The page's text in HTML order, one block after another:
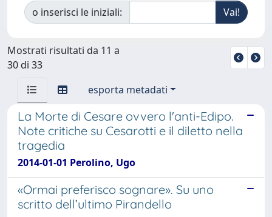
o inserisci le iniziali:
Mostrati risultati da 11 a
30 di 33
esporta metadati
La Morte di Cesare ovvero l'anti-Edipo.
Note critiche su Cesarotti e il diletto nella
tragedia
2014-01-01 Perolino, Ugo
«Ormai preferisco sognare». Su uno
scritto dell’ultimo Pirandello